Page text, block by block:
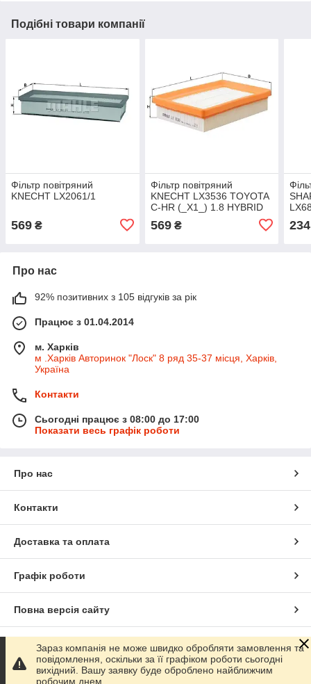
Подібні товари компанії
Фільтр повітряний
KNECHT LX2061/1
569 ₴
Фільтр повітряний
KNECHT LX3536 TOYOTA
C-HR (_X1_) 1.8 HYBRID
569₴ 234
Про нас
92% позитивних з 105 відгуків за рік
Працює з 01.04.2014
м. Харків
м .Харків Авторинок "Лоск" 8 ряд 35-37 місця, Харків,
Україна
Контакти
Сьогодні працює з 08:00 до 17:00
Показати весь графік роботи
Про нас
Контакти
Доставка та оплата
Графік роботи
Повна версія сайту
Сайт створено на маркетплейсі Prom.ua
Політика конфіденційності
Зараз компанія не може швидко обробляти замовлення та
повідомлення, оскільки за її графіком роботи сьогодні
вихідний. Вашу заявку буде оброблено найближчим
робочим днем.